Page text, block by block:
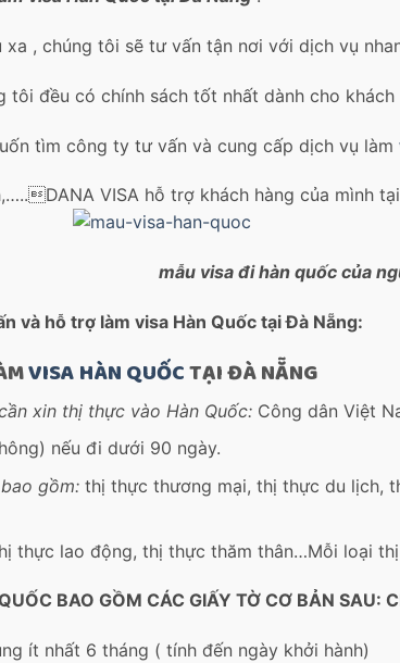
xa , chúng tôi sẽ tư vấn tận nơi với dịch vụ
tôi đều có chính sách tốt nhất dành cho khách
tìm công ty tư vấn và cung cấp dịch vụ làm
VISA hỗ trợ khách hàng của mình
mẫu visa đi hàn quốc của
và hỗ trợ làm visa Hàn Quốc tại Đà Nẵng:
VISA HÀN QUỐCTẠI ĐÀ NẴNG
xin thị thực vào Hàn Quốc:Công dân Việt
nếu đi dưới 90 ngày.
gồm:thị thực thương mại, thị thực du lịch,
thực lao động, thị thực thăm thân…Mỗi loại
BAO GỒM CÁC GIẤY TỜ CƠ BẢN SAU:
ít nhất 6 tháng ( tính đến ngày khởi hành)